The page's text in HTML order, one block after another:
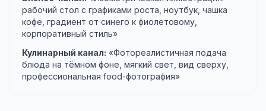
рабочий стол с графиками роста, ноутбук, чашка
кофе, градиент от синего к фиолетовому,
корпоративный стиль»
Кулинарный канал: «Фотореалистичная подача
блюда на тёмном фоне, мягкий свет, вид сверху,
профессиональная food-фотография»